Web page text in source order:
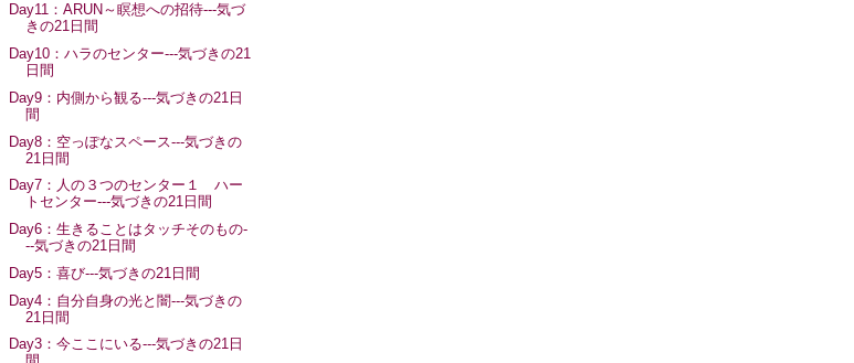
Day11：ARUN～瞑想への招待---気づ
きの21日間
Day10：ハラのセンター---気づきの21
日間
Day9：内側から観る---気づきの21日
間
Day8：空っぽなスペース---気づきの
21日間
Day7：人の３つのセンター１ ハー
トセンター---気づきの21日間
Day6：生きることはタッチそのもの-
--気づきの21日間
Day5：喜び---気づきの21日間
Day4：自分自身の光と闇---気づきの
21日間
Day3：今ここにいる---気づきの21日